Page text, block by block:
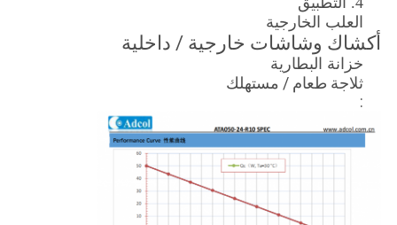
العلب الخارجية
أكشاك وشاشات خارجية / داخلية
خزانة البطارية
ثلاجة طعام / مستهلك
: